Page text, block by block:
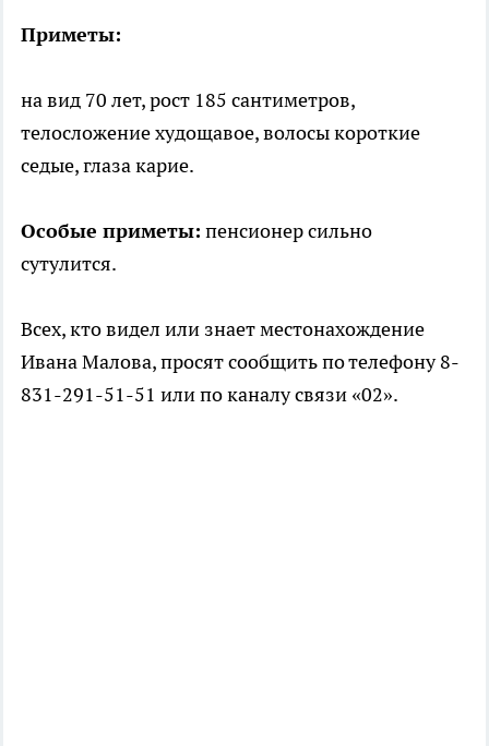
Приметы:
на вид 70 лет, рост 185 сантиметров,
телосложение худощавое, волосы короткие
седые, глаза карие.
Особые приметы: пенсионер сильно
сутулится.
Всех, кто видел или знает местонахождение
Ивана Малова, просят сообщить по телефону 8-
831-291-51-51 или по каналу связи «02».